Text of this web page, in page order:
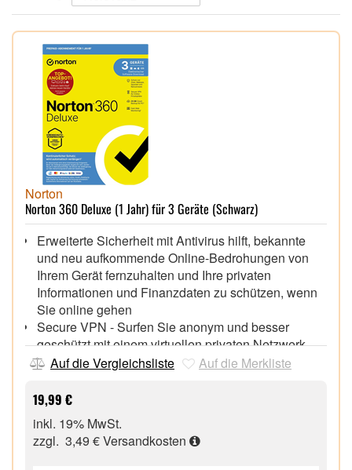
Norton
Norton 360 Deluxe (1 Jahr) für 3 Geräte (Schwarz)
Erweiterte Sicherheit mit Antivirus hilft, bekannte
und neu aufkommende Online-Bedrohungen von
Ihrem Gerät fernzuhalten und Ihre privaten
Informationen und Finanzdaten zu schützen, wenn
Sie online gehen
Secure VPN - Surfen Sie anonym und besser
geschützt mit einem virtuellen privaten Netzwerk
(VPN) ohne Logfiles und stärken Sie Ihren Schutz
25 GB Cloud-Backup für PC¹ ² - Speichern und
schützen Sie wichtige Dateien als
Präventivmaßnahme gegen Festplattenausfälle,
gestohlene Geräte und sogar Ransomware
Auf die Vergleichsliste Auf die Merkliste
19,99 €
inkl. 19% MwSt.
zzgl. 3,49 €Versandkosten